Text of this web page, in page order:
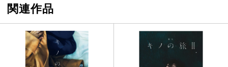
関連作品